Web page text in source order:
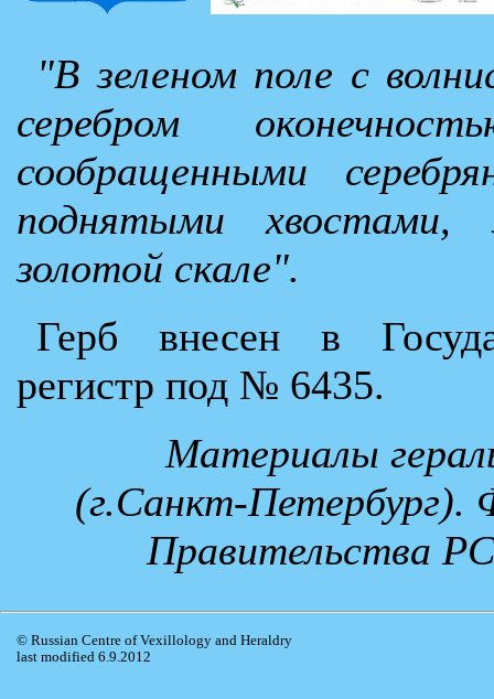
"В зеленом поле с
серебром
сообращенными
поднятыми
золотой скале".
Герб внесен в
регистр под № 6435.
Материалы
(г.Санкт-Петербург).
Правительства
© Russian Centre of Vexillology and Heraldry
last modified 6.9.2012